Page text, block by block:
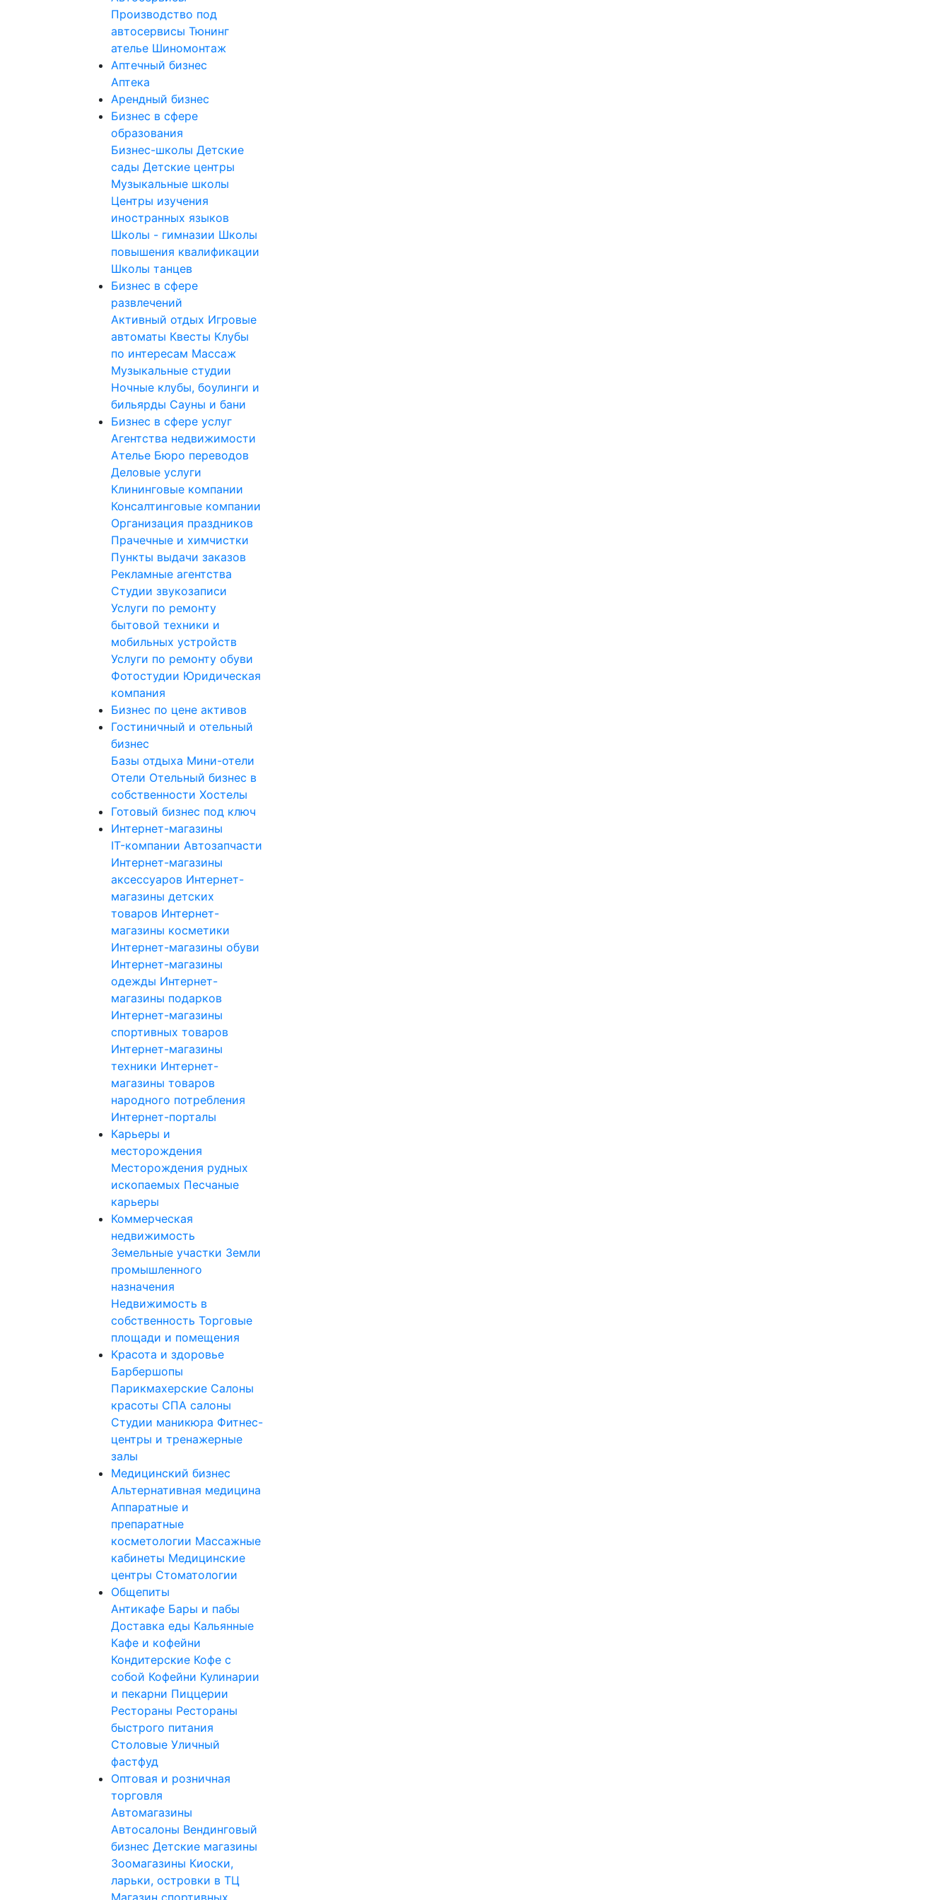
Производство под
автосервисы Тюнинг
ателье Шиномонтаж
Аптечный бизнес
Аптека
Арендный бизнес
Бизнес в сфере
образования
Бизнес-школы Детские
сады Детские центры
Музыкальные школы
Центры изучения
иностранных языков
Школы - гимназии Школы
повышения квалификации
Школы танцев
Бизнес в сфере
развлечений
Активный отдых Игровые
автоматы Квесты Клубы
по интересам Массаж
Музыкальные студии
Ночные клубы, боулинги и
бильярды Сауны и бани
Бизнес в сфере услуг
Агентства недвижимости
Ателье Бюро переводов
Деловые услуги
Клининговые компании
Консалтинговые компании
Организация праздников
Прачечные и химчистки
Пункты выдачи заказов
Рекламные агентства
Студии звукозаписи
Услуги по ремонту
бытовой техники и
мобильных устройств
Услуги по ремонту обуви
Фотостудии Юридическая
компания
Бизнес по цене активов
Гостиничный и отельный
бизнес
Базы отдыха Мини-отели
Отели Отельный бизнес в
собственности Хостелы
Готовый бизнес под ключ
Интернет-магазины
IT-компании Автозапчасти
Интернет-магазины
аксессуаров Интернет-
магазины детских
товаров Интернет-
магазины косметики
Интернет-магазины обуви
Интернет-магазины
одежды Интернет-
магазины подарков
Интернет-магазины
спортивных товаров
Интернет-магазины
техники Интернет-
магазины товаров
народного потребления
Интернет-порталы
Карьеры и
месторождения
Месторождения рудных
ископаемых Песчаные
карьеры
Коммерческая
недвижимость
Земельные участки Земли
промышленного
назначения
Недвижимость в
собственность Торговые
площади и помещения
Красота и здоровье
Барбершопы
Парикмахерские Салоны
красоты СПА салоны
Студии маникюра Фитнес-
центры и тренажерные
залы
Медицинский бизнес
Альтернативная медицина
Аппаратные и
препаратные
косметологии Массажные
кабинеты Медицинские
центры Стоматологии
Общепиты
Антикафе Бары и пабы
Доставка еды Кальянные
Кафе и кофейни
Кондитерские Кофе с
собой Кофейни Кулинарии
и пекарни Пиццерии
Рестораны Рестораны
быстрого питания
Столовые Уличный
фастфуд
Оптовая и розничная
торговля
Автомагазины
Автосалоны Вендинговый
бизнес Детские магазины
Зоомагазины Киоски,
ларьки, островки в ТЦ
Магазин спортивных